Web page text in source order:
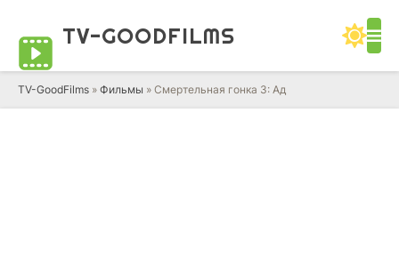
TV-GOODFILMS
TV-GoodFilms » Фильмы » Смертельная гонка 3: Ад